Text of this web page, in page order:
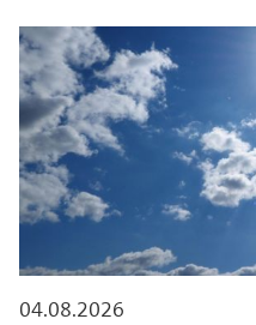
04.08.2026